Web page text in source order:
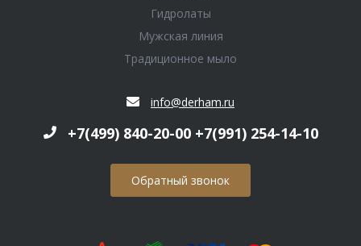
Гидролаты
Мужская линия
Традиционное мыло
info@derham.ru
+7(499) 840-20-00 +7(991) 254-14-10
Обратный звонок